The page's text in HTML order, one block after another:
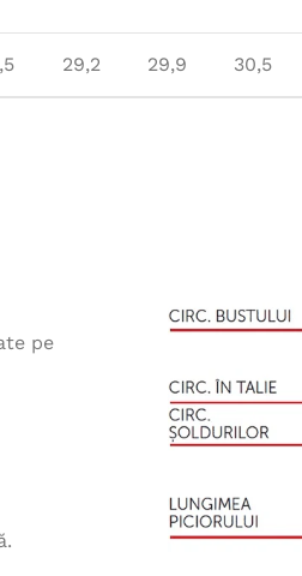
29,2 29,9 30,5
pe